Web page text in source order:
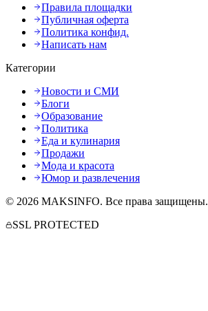
Правила площадки
Публичная оферта
Политика конфид.
Написать нам
Категории
Новости и СМИ
Блоги
Образование
Политика
Еда и кулинария
Продажи
Мода и красота
Юмор и развлечения
© 2026 MAKSINFO. Все права защищены.
SSL PROTECTED